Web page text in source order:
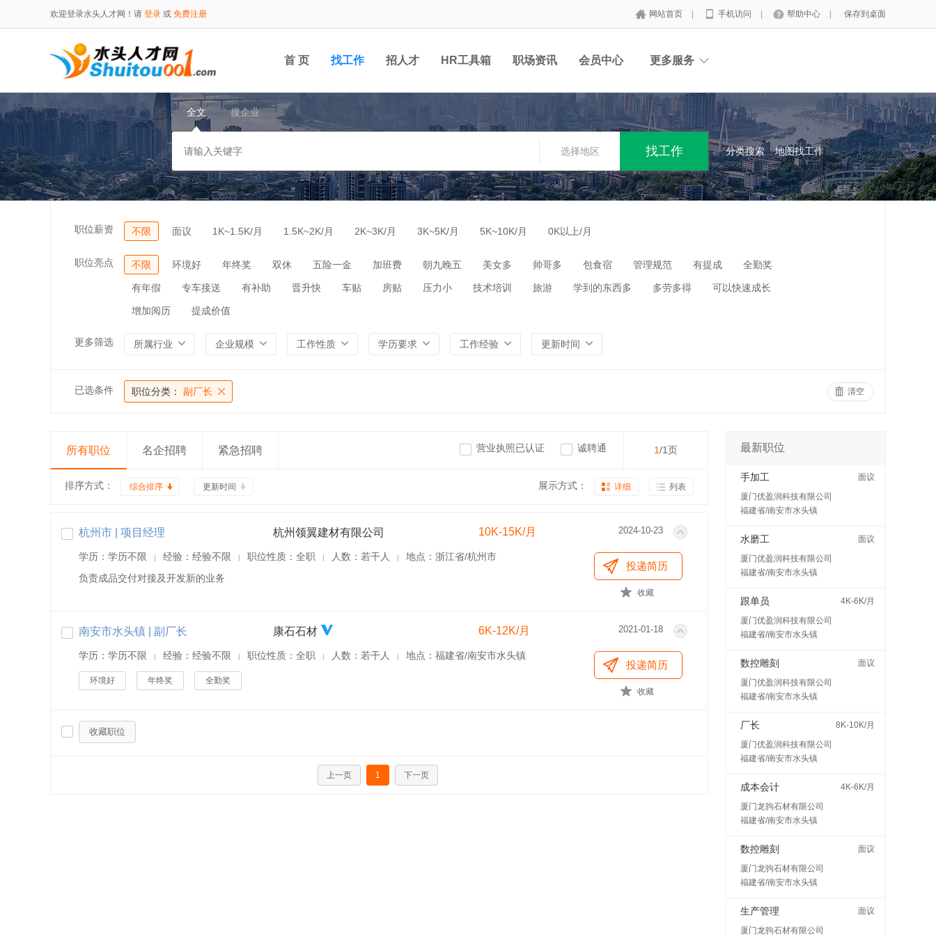
欢迎登录水头人才网！请 登录 或 免费注册 网站首页 手机访问 帮助中心 保存到桌面
首 页 找工作 招人才 HR工具箱 职场资讯 会员中心 更多服务
全文 搜企业
选择地区 分类搜索 地图找工作
职位薪资 不限 面议 1K~1.5K/月 1.5K~2K/月 2K~3K/月 3K~5K/月 5K~10K/月 0K以上/月
职位亮点 不限 环境好 年终奖 双休 五险一金 加班费 朝九晚五 美女多 帅哥多 包食宿 管理规范 有提成 全勤奖
有年假 专车接送 有补助 晋升快 车贴 房贴 压力小 技术培训 旅游 学到的东西多 多劳多得 可以快速成长
增加阅历 提成价值
更多筛选 所属行业 企业规模 工作性质 学历要求 工作经验 更新时间
已选条件 职位分类： 副厂长 清空
所有职位 名企招聘 紧急招聘 营业执照已认证 诚聘通 1/1页
排序方式： 综合排序 更新时间 展示方式： 详细 列表
杭州市 | 项目经理 杭州领翼建材有限公司 10K-15K/月 2024-10-23
学历：学历不限 | 经验：经验不限 | 职位性质：全职 | 人数：若干人 |
地点：浙江省/杭州市
负责成品交付对接及开发新的业务
投递简历
收藏
南安市水头镇 | 副厂长 康石石材 6K-12K/月 2021-01-18
学历：学历不限 | 经验：经验不限 | 职位性质：全职 | 人数：若干人 | 地点：福建省/南安市水头镇
环境好 年终奖 全勤奖
投递简历
收藏
收藏职位
上一页 1 下一页
最新职位
手加工
面议
厦门优盈润科技有限公司
福建省/南安市水头镇
水磨工
面议
厦门优盈润科技有限公司
福建省/南安市水头镇
跟单员
4K-6K/月
厦门优盈润科技有限公司
福建省/南安市水头镇
数控雕刻
面议
厦门优盈润科技有限公司
福建省/南安市水头镇
厂长
8K-10K/月
厦门优盈润科技有限公司
福建省/南安市水头镇
成本会计
4K-6K/月
厦门龙驹石材有限公司
福建省/南安市水头镇
数控雕刻
面议
厦门龙驹石材有限公司
福建省/南安市水头镇
生产管理
面议
厦门龙驹石材有限公司